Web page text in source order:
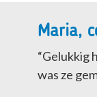
Maria,
“Gelukkig
was ze